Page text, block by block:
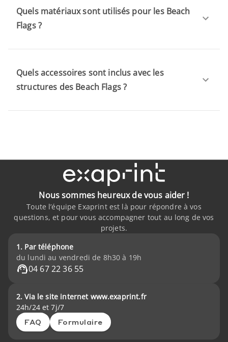
Quels matériaux sont utilisés pour les Beach
Flags ?
Quels accessoires sont inclus avec les
structures des Beach Flags ?
Nous sommes heureux de vous aider !
Toute l’équipe Exaprint est là pour répondre à vos
questions, et pour vous accompagner tout au long de vos
projets.
1. Par téléphone
du lundi au vendredi de 8h30 à 19h
04 67 22 36 55
2. Via le site internet www.exaprint.fr
24h/24 et 7j/7
FAQ Formulaire